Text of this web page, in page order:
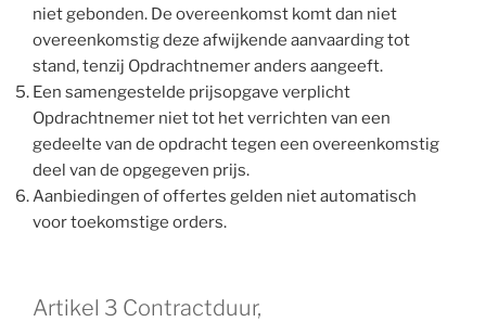
niet gebonden. De overeenkomst komt dan niet
overeenkomstig deze afwijkende aanvaarding tot
stand, tenzij Opdrachtnemer anders aangeeft.
Een samengestelde prijsopgave verplicht
Opdrachtnemer niet tot het verrichten van een
gedeelte van de opdracht tegen een overeenkomstig
deel van de opgegeven prijs.
Aanbiedingen of offertes gelden niet automatisch
voor toekomstige orders.
Artikel 3 Contractduur,